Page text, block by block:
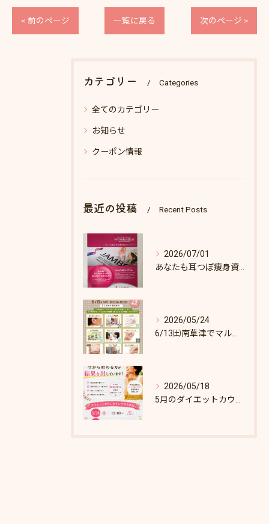
< 前のページ 一覧に戻る 次のページ >
カテゴリー Categories
全てのカテゴリー
お知らせ
クーポン情報
最近の投稿 Recent Posts
2026/07/01
2026/05/24
2026/05/18